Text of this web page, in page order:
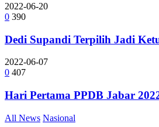
2022-06-20
0 390
Dedi Supandi Terpilih Jadi
2022-06-07
0 407
Hari Pertama PPDB Jabar
All News Nasional